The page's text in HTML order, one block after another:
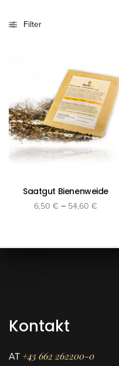
Filter
Saatgut Bienenweide
6,50 € – 54,60 €
Kontakt
AT +43 662 262200-0